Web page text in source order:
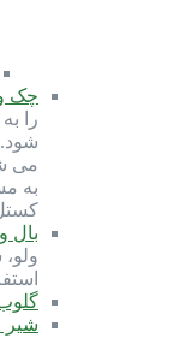
چک
می
به
بال
شیر